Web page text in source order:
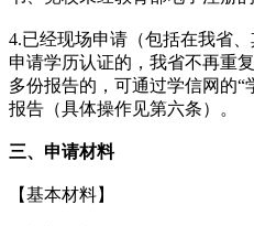
4.已经现场申请（包括在我省
申请学历认证的，我省不再重
多份报告的，可通过学信网的“
报告（具体操作见第六条）。
三、申请材料
【基本材料】